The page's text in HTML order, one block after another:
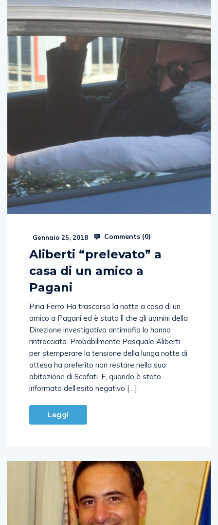
Gennaio 25, 2018 Comments (0)
Aliberti “prelevato” a
casa di un amico a
Pagani
Pina Ferro Ha trascorso la notte a casa di un
amico a Pagani ed è stato lì che gli uomini della
Direzione investigativa antimafia lo hanno
rintracciato. Probabilmente Pasquale Aliberti
per stemperare la tensione della lunga notte di
attesa ha preferito non restare nella sua
abitazione di Scafati. E, quando è stato
informato dell’esito negativo […]
Leggi